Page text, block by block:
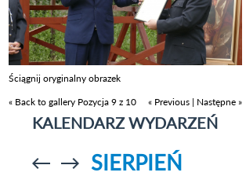
Ściągnij oryginalny obrazek
« Back to gallery Pozycja 9 z 10 « Previous | Następne »
KALENDARZ WYDARZEŃ
Przejdź doPrzejdź do
SIERPIEŃ